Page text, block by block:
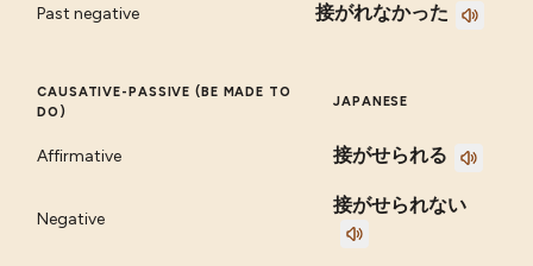
Past negative 接がれなかった
CAUSATIVE-PASSIVE (BE MADE TO
DO)
JAPANESE
Affirmative 接がせられる
Negative
接がせられない